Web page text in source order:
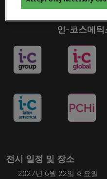
인-코스메
전시 일정 및 장소
2027년 6월 22일 화요일